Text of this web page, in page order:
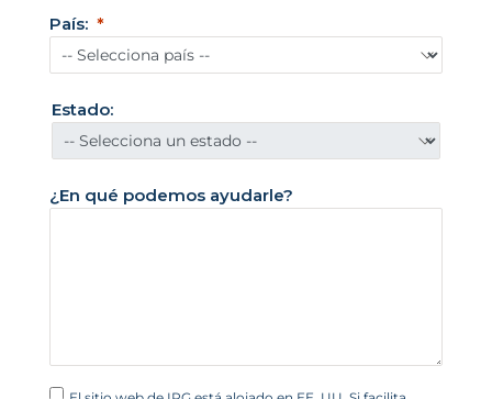
d
o
s
n
i
o
País:
Estado:
¿En qué podemos ayudarle?